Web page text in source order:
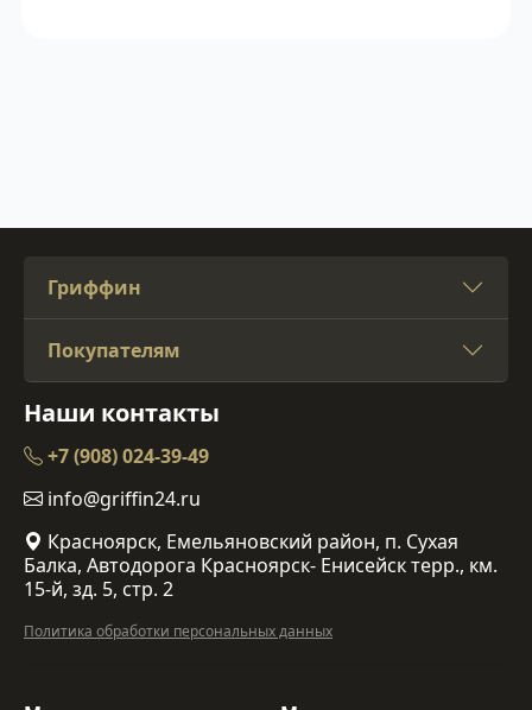
Гриффин
Покупателям
Наши контакты
+7 (908) 024-39-49
info@griffin24.ru
Красноярск, Емельяновский район, п. Сухая
Балка, Автодорога Красноярск- Енисейск терр., км.
15-й, зд. 5, стр. 2
Политика обработки персональных данных